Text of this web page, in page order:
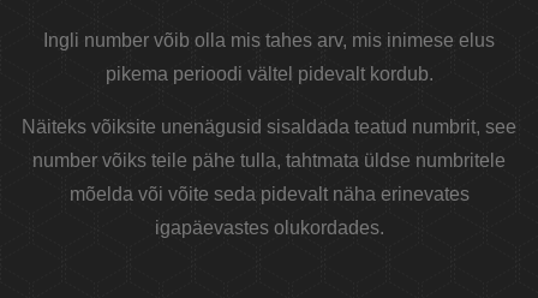
Ingli number võib olla mis tahes arv, mis inimese elus
pikema perioodi vältel pidevalt kordub.
Näiteks võiksite unenägusid sisaldada teatud numbrit, see
number võiks teile pähe tulla, tahtmata üldse numbritele
mõelda või võite seda pidevalt näha erinevates
igapäevastes olukordades.